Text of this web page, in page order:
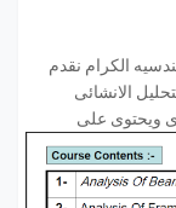
الكرام نقدم
الانشائى